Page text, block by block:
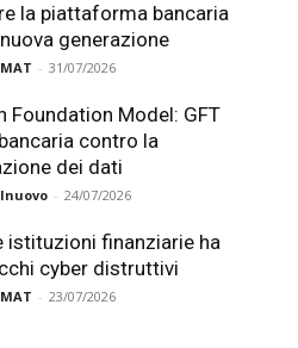
la piattaforma bancaria
generazione
- 31/07/2026
Foundation Model: GFT
contro la
dei dati
- 24/07/2026
istituzioni finanziarie ha
cyber distruttivi
- 23/07/2026